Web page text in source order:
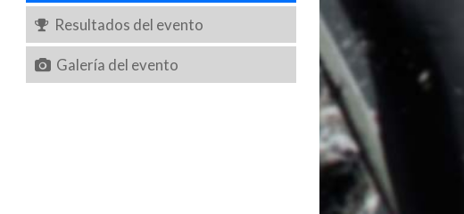
Resultados del evento
Galería del evento